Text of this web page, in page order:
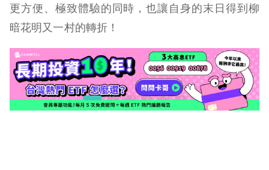
更方便、極致體驗的同時，也讓自身的末日得到柳
暗花明又一村的轉折！